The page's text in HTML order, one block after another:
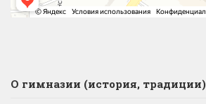
О гимназии (история, традиции)